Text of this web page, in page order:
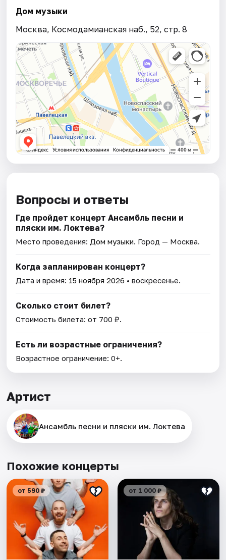
Дом музыки
Москва, Космодамианская наб., 52, стр. 8
Вопросы и ответы
Где пройдет концерт Ансамбль песни и
пляски им. Локтева?
Место проведения: Дом музыки. Город — Москва.
Когда запланирован концерт?
Дата и время: 15 ноября 2026 • воскресенье.
Сколько стоит билет?
Стоимость билета: от 700 ₽.
Есть ли возрастные ограничения?
Возрастное ограничение: 0+.
Артист
Ансамбль песни и пляски им. Локтева
Похожие концерты
от 590 ₽ от 1 000 ₽